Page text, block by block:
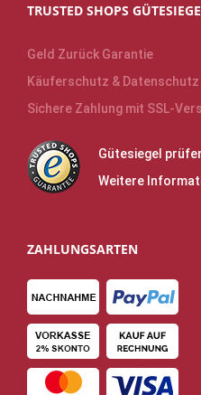
TRUSTED SHOPS
Geld Zurück Garantie
Käuferschutz & Datenschutz
Sichere Zahlung mit SSL-
Gütesiegel
Weitere
ZAHLUNGSARTEN